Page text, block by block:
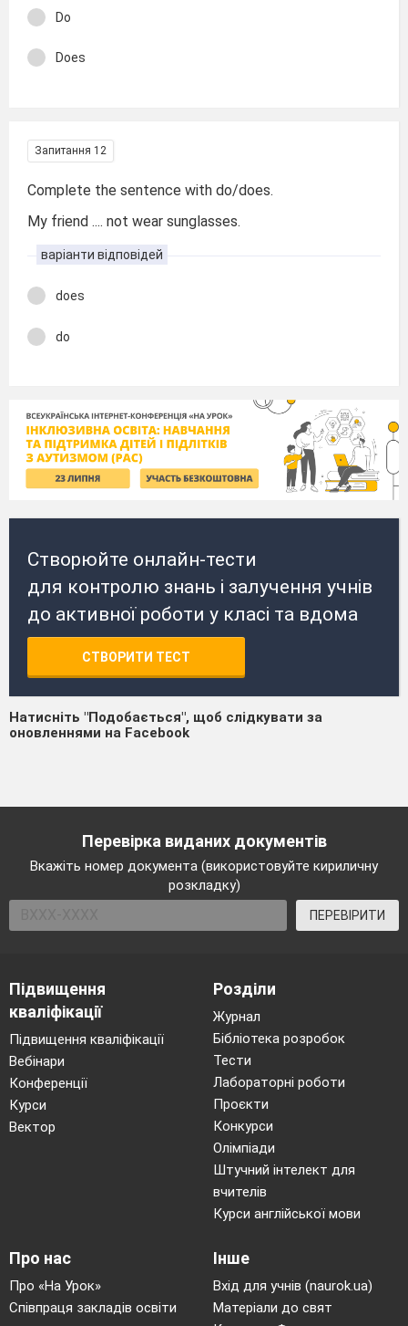
Do
Does
Запитання 12
Complete the sentence with do/does.
My friend .... not wear sunglasses.
варіанти відповідей
does
do
Створюйте онлайн-тести
для контролю знань і залучення учнів
до активної роботи у класі та вдома
СТВОРИТИ ТЕСТ
Натисніть "Подобається", щоб слідкувати за
оновленнями на Facebook
Перевірка виданих документів
Вкажіть номер документа (використовуйте кириличну
розкладку)
ПЕРЕВІРИТИ
Підвищення
кваліфікації
Підвищення кваліфікації
Вебінари
Конференції
Курси
Вектор
Розділи
Журнал
Бібліотека розробок
Тести
Лабораторні роботи
Проєкти
Конкурси
Олімпіади
Штучний інтелект для
вчителів
Курси англійської мови
Про нас
Про «На Урок»
Співпраця закладів освіти
Інше
Вхід для учнів (naurok.ua)
Матеріали до свят